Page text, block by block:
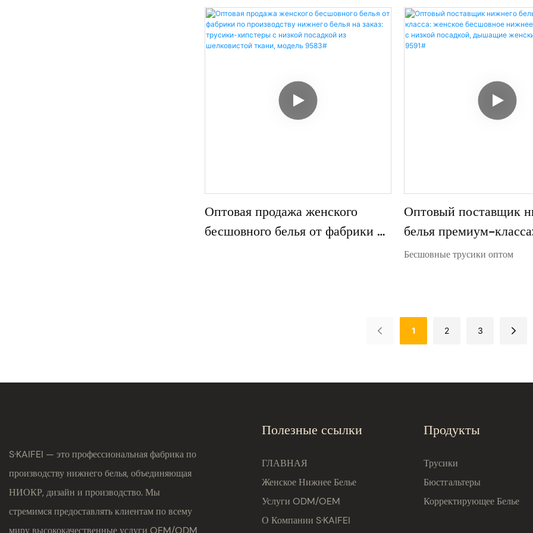
размеров (до 5XL/6XL). Дышащие, приятные
для кожи и не деформируются — идеально
B2B, полный спектр услуг OEM/ODM для
удовлетворения потребностей вашего бренда.
Оптовая продажа женского
бесшовного белья от фабрики по
Оптовый поставщик
белья премиум-
бесшовное нижнее
Бесшовные трусики оптом
1 2 3
S·KAIFEI — это профессиональная фабрика по
производству нижнего белья, объединяющая
НИОКР, дизайн и производство. Мы
стремимся предоставлять клиентам по всему
миру высококачественные услуги OEM/ODM
Полезные ссылки
ГЛАВНАЯ
Женское Нижнее Белье
Услуги ODM/OEM
О Компании S·KAIFEI
Продукты
Трусики
Бюстгальтеры
Корректирующее Белье